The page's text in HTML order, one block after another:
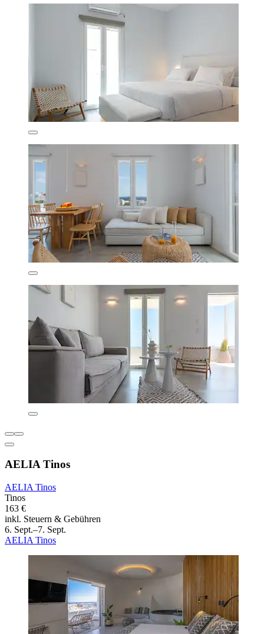
AELIA Tinos
AELIA Tinos
Tinos
163 €
inkl. Steuern & Gebühren
6. Sept.–7. Sept.
AELIA Tinos